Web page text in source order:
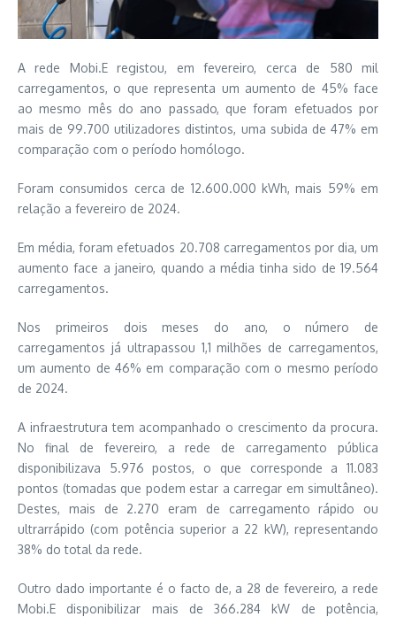
A rede Mobi.E registou, em fevereiro, cerca de 580 mil
carregamentos, o que representa um aumento de 45% face
ao mesmo mês do ano passado, que foram efetuados por
mais de 99.700 utilizadores distintos, uma subida de 47% em
comparação com o período homólogo.
Foram consumidos cerca de 12.600.000 kWh, mais 59% em
relação a fevereiro de 2024.
Em média, foram efetuados 20.708 carregamentos por dia, um
aumento face a janeiro, quando a média tinha sido de 19.564
carregamentos.
Nos primeiros dois meses do ano, o número de
carregamentos já ultrapassou 1,1 milhões de carregamentos,
um aumento de 46% em comparação com o mesmo período
de 2024.
A infraestrutura tem acompanhado o crescimento da procura.
No final de fevereiro, a rede de carregamento pública
disponibilizava 5.976 postos, o que corresponde a 11.083
pontos (tomadas que podem estar a carregar em simultâneo).
Destes, mais de 2.270 eram de carregamento rápido ou
ultrarrápido (com potência superior a 22 kW), representando
38% do total da rede.
Outro dado importante é o facto de, a 28 de fevereiro, a rede
Mobi.E disponibilizar mais de 366.284 kW de potência,